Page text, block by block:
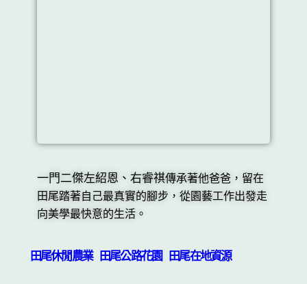
一門二傑左紹恩、右睿祺傳承著他爸爸，留在
田尾踏著自己最真實的腳步，從園藝工作出發走
向美學最快意的生活。
田尾休閒農業 田尾公路花園 田尾在地資源